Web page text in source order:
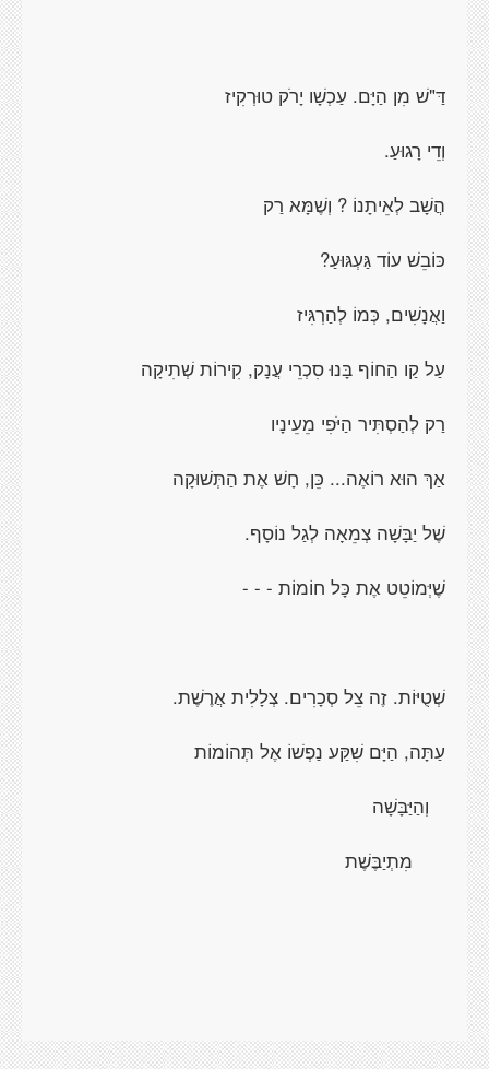
דַּ"שׁ מִן הַיָּם. עַכְשָׁו יָרֹק טוּרְקִיז
וְדֵי רָגוּעַ.
הֲשָׁב לְאֵיתָנוֹ ? וְשֶׁמָּא רַק
כּוֹבֵשׁ עוֹד גַּעְגּוּעַ?
וַאֲנָשִׁים, כְּמוֹ לְהַרְגִּיז
עַל קַו הַחוֹף בָּנוּ סִכְרֵי עֲנָק, קִירוֹת שְׁתִיקָה
רַק לְהַסְתִּיר הַיֹּפִי מֵעֵינָיו
אַךְ הוּא רוֹאֶה... כֵּן, חָשׁ אֶת הַתְּשׁוּקָה
שֶׁל יַבָּשָׁה צְמֵאָה לְגַל נוֹסָף.
שֶׁיְּמוֹטֵט אֶת כָּל חוֹמוֹת - - -
שְׁטֻיּוֹת. זֶה צֵל סְכָרִים. צְלָלִית אֲרֶשֶׁת.
עַתָּה, הַיָּם שִׁקַּע נַפְשׁוֹ אֶל תְּהוֹמוֹת
וְהַיַּבָּשָׁה
מִתְיַבֶּשֶׁת